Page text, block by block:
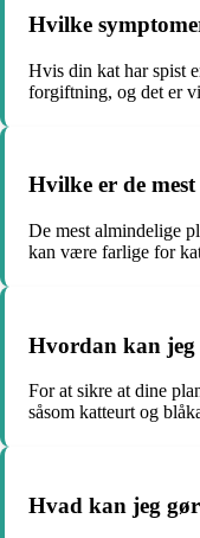
Hvilke
Hvis din kat har spist
forgiftning, og det er
Hvilke er de
De mest almindelige
kan være farlige for
Hvordan kan
For at sikre at dine
såsom katteurt og
Hvad kan jeg